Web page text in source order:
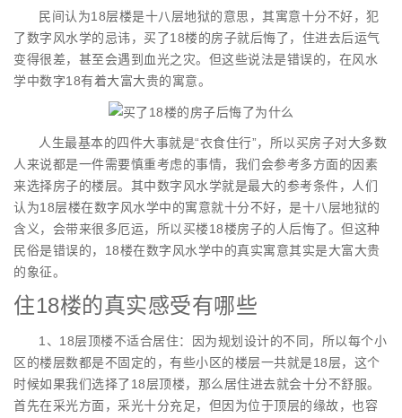
民间认为18层楼是十八层地狱的意思，其寓意十分不好，犯
了数字风水学的忌讳，买了18楼的房子就后悔了，住进去后运气
变得很差，甚至会遇到血光之灾。但这些说法是错误的，在风水
学中数字18有着大富大贵的寓意。
人生最基本的四件大事就是“衣食住行”，所以买房子对大多数
人来说都是一件需要慎重考虑的事情，我们会参考多方面的因素
来选择房子的楼层。其中数字风水学就是最大的参考条件，人们
认为18层楼在数字风水学中的寓意就十分不好，是十八层地狱的
含义，会带来很多厄运，所以买楼18楼房子的人后悔了。但这种
民俗是错误的，18楼在数字风水学中的真实寓意其实是大富大贵
的象征。
住18楼的真实感受有哪些
1、18层顶楼不适合居住：因为规划设计的不同，所以每个小
区的楼层数都是不固定的，有些小区的楼层一共就是18层，这个
时候如果我们选择了18层顶楼，那么居住进去就会十分不舒服。
首先在采光方面，采光十分充足，但因为位于顶层的缘故，也容